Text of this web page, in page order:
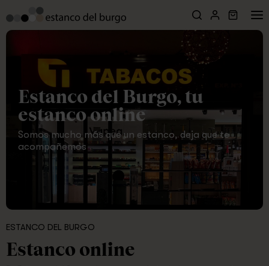
Estanco del Burgo, tu
estanco online
Somos mucho más que un estanco, deja que te
acompañemos
ESTANCO DEL BURGO
Estanco online